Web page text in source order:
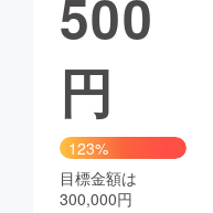
チャレンジ
CAMPFIRE Creation
コミュニティ
500
円
123%
目標金額は
300,000円